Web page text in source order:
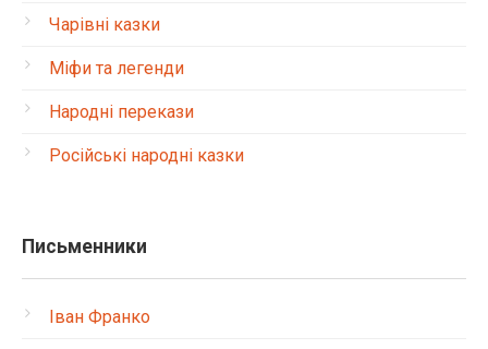
Чарівні казки
Міфи та легенди
Народні перекази
Російські народні казки
Письменники
Іван Франко